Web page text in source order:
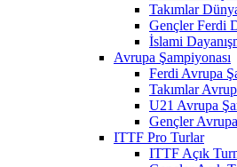
Takımlar
Gençler Ferdi
İslami
Avrupa Şampiyonası
Ferdi Avrupa
Takımlar
U21 Avrupa
Gençler
ITTF Pro Turlar
ITTF Açık